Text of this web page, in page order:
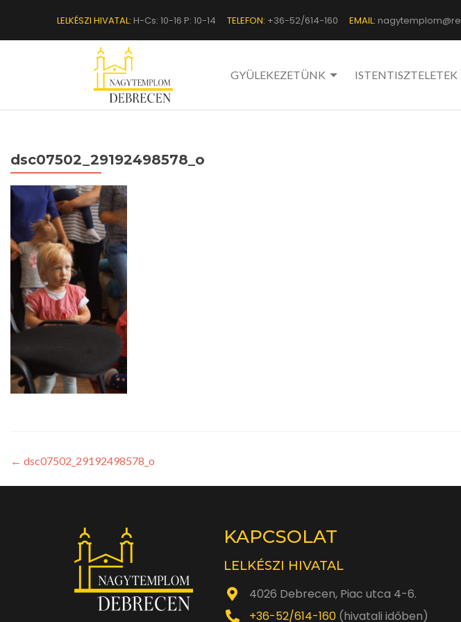
LELKÉSZI HIVATAL: H-Cs: 10-16 P: 10-14 TELEFON: +36-52/614-160 EMAIL:
GYÜLEKEZETÜNK ISTENTISZTELETEK
dsc07502_29192498578_o
← dsc07502_29192498578_o
KAPCSOLAT
LELKÉSZI HIVATAL
4026 Debrecen, Piac utca 4-6.
+36-52/614-160 (hivatali időben)